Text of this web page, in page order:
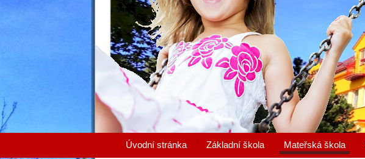
Úvodní stránka Základní škola Mateřská škola